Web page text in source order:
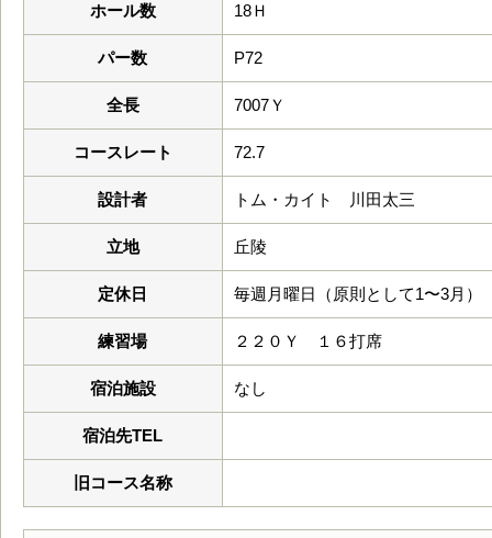
ホール数 18Ｈ
パー数 P72
全長 7007Ｙ
コースレート 72.7
設計者 トム・カイト 川田太三
立地 丘陵
定休日 毎週月曜日（原則として1〜3月
練習場 ２２０Ｙ １６打席
宿泊施設 なし
宿泊先TEL
旧コース名称